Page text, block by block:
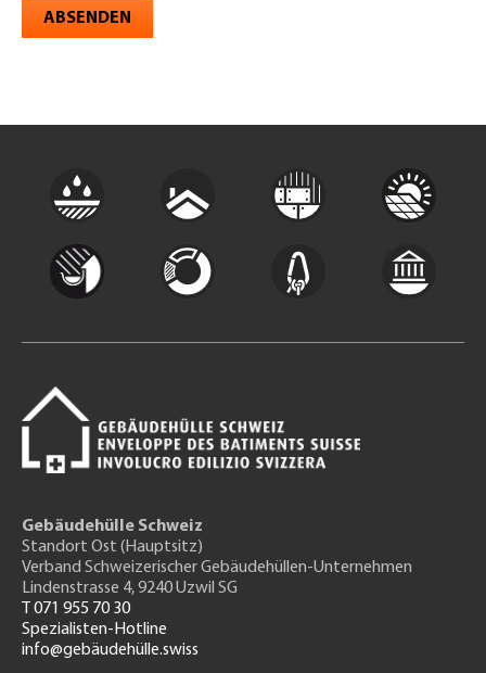
ABSENDEN
Gebäudehülle Schweiz
Standort Ost (Hauptsitz)
Verband Schweizerischer Gebäudehüllen-Unternehmen
Lindenstrasse 4, 9240 Uzwil SG
T 071 955 70 30
Spezialisten-Hotline
info@gebäudehülle.swiss